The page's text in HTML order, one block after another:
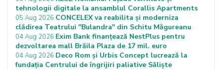
tehnologii digitale la ansamblul Corallis Apartments
05 Aug 2026 CONCELEX va reabilita și moderniza
clădirea Teatrului "Bulandra" din Schitu Măgureanu
04 Aug 2026 Exim Bank finanțează NestPlus pentru
dezvoltarea mall Brăila Plaza de 17 mil. euro
04 Aug 2026 Deco Rom și Urbis Concept lucrează la
fundația Centrului de îngrijiri paliative Săliște